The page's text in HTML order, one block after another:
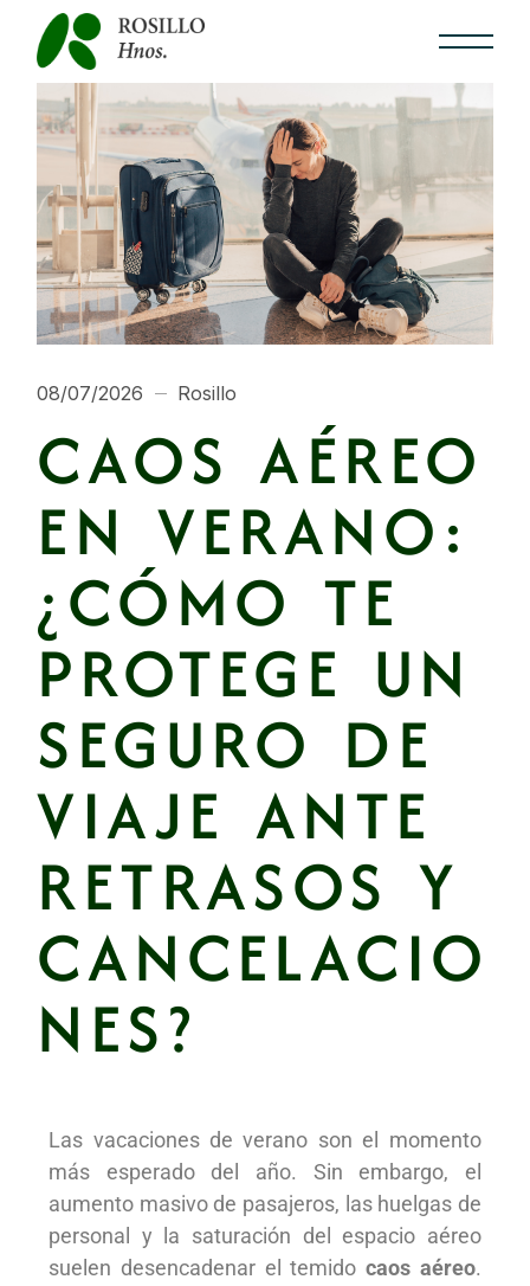
08/07/2026 Rosillo
CAOS AÉREO
EN VERANO:
¿CÓMO TE
PROTEGE UN
SEGURO DE
VIAJE ANTE
RETRASOS Y
CANCELACIO
NES?
Las vacaciones de verano son el momento
más esperado del año. Sin embargo, el
aumento masivo de pasajeros, las huelgas de
personal y la saturación del espacio aéreo
suelen desencadenar el temido caos aéreo.